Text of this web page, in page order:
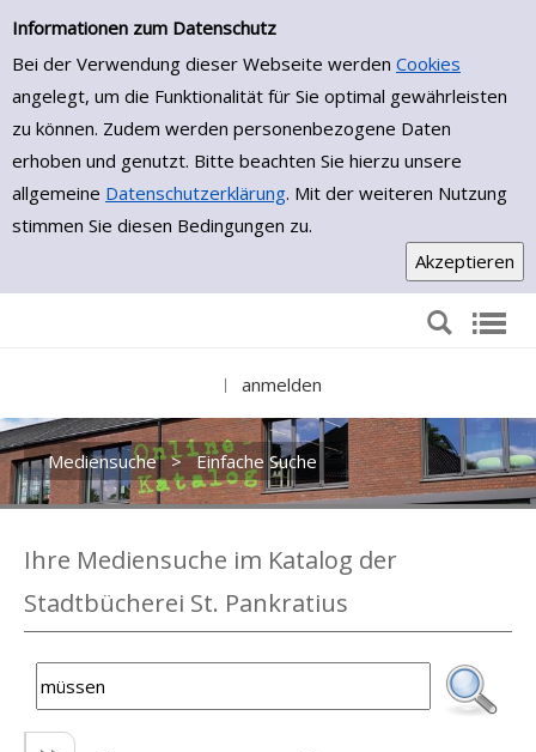
Einfache Suche
Informationen zum Datenschutz
Bei der Verwendung dieser Webseite werden Cookies
angelegt, um die Funktionalität für Sie optimal gewährleisten
zu können. Zudem werden personenbezogene Daten
erhoben und genutzt. Bitte beachten Sie hierzu unsere
allgemeine Datenschutzerklärung. Mit der weiteren Nutzung
stimmen Sie diesen Bedingungen zu.
Zur Trefferliste springen
anmelden
Mediensuche>Einfache Suche
Ihre Mediensuche im Katalog der
Stadtbücherei St. Pankratius